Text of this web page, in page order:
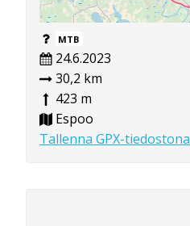
MTB
24.6.2023
30,2 km
423 m
Espoo
Tallenna GPX-tiedostona